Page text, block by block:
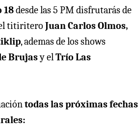
18desde las 5 PM disfrutarás de
titiritero Juan Carlos Olmos,
, ademas de los shows
Brujasy elTrío Las
todas las próximas fechas